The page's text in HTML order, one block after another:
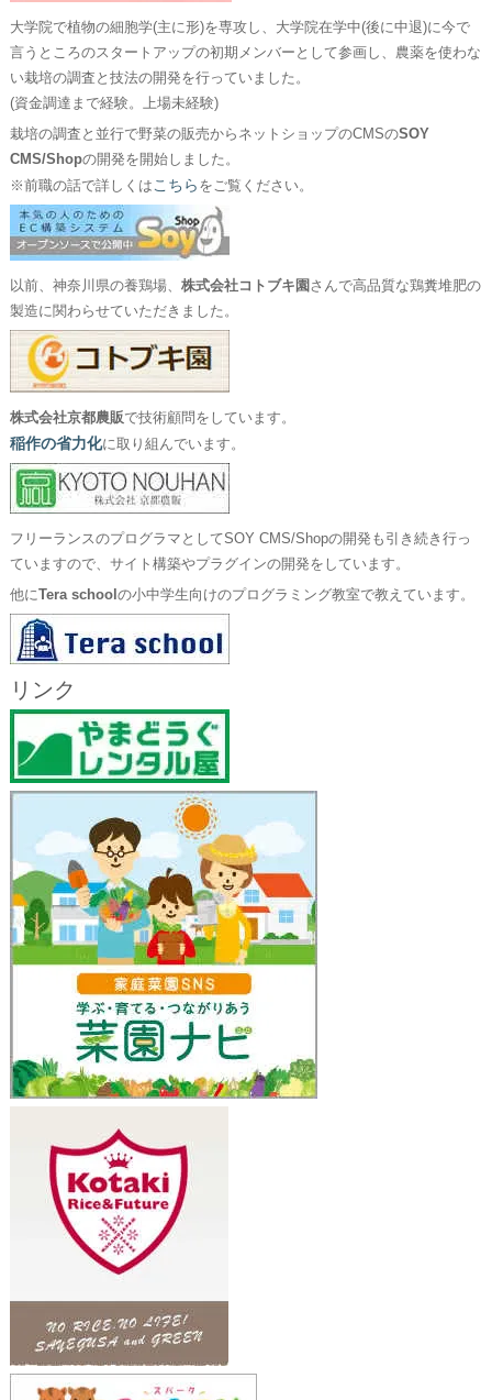
大学院で植物の細胞学(主に形)を専攻し、大学院在学中(後に中退)に今で
言うところのスタートアップの初期メンバーとして参画し、農薬を使わな
い栽培の調査と技法の開発を行っていました。
(資金調達まで経験。上場未経験)
栽培の調査と並行で野菜の販売からネットショップのCMSのSOY
CMS/Shopの開発を開始しました。
※前職の話で詳しくはこちら をご覧ください。
以前、神奈川県の養鶏場、 株式会社コトブキ園 さんで高品質な鶏糞堆肥の
製造に関わらせていただきました。
株式会社京都農販で技術顧問をしています。
稲作の省力化に取り組んでいます。
フリーランスのプログラマとしてSOY CMS/Shopの開発も引き続き行っ
ていますので、サイト構築やプラグインの開発をしています。
他にTera school の小中学生向けのプログラミング教室で教えています。
リンク